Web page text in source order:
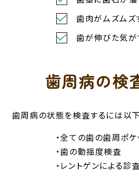
歯肉がムズムズ
歯が伸びた気が
歯周病の検
歯周病の状態を検査するには以
・全ての歯の歯周ポ
・歯の動揺度検査
・レントゲンによる診